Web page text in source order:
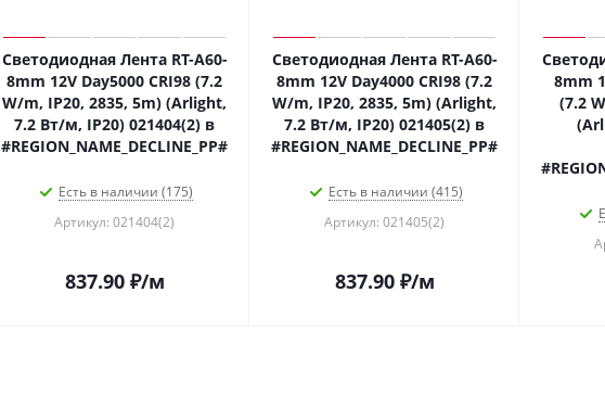
Светодиодная Лента RT-A60-
8mm 12V Day5000 CRI98 (7.2
W/m, IP20, 2835, 5m) (Arlight,
7.2 Вт/м, IP20) 021404(2) в
#REGION_NAME_DECLINE_PP#
Есть в наличии (175)
Артикул: 021404(2)
837.90₽/м
Светодиодная Лента RT-A60-
8mm 12V Day4000 CRI98 (7.2
W/m, IP20, 2835, 5m) (Arlight,
7.2 Вт/м, IP20) 021405(2) в
#REGION_NAME_DECLINE_PP#
Есть в наличии (415)
Артикул: 021405(2)
837.90₽/м
8mm
(7.2